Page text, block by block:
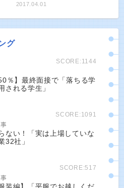
2017.04.01
グ
SCORE:1144
％】最終面接で「落ちる学
される学生」
SCORE:1091
ない！「実は上場していな
32社」
SCORE:517